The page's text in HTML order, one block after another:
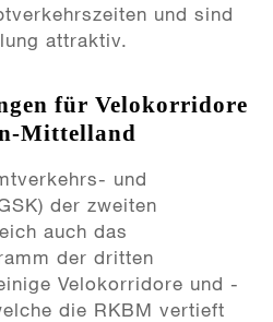
und sind
attraktiv.
für Velokorridore
Mittelland
und
der zweiten
auch das
der dritten
Velokorridore und -
die RKBM vertieft